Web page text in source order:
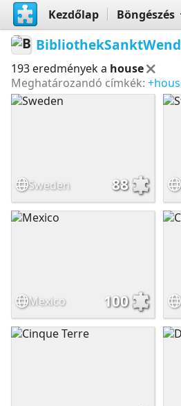
Kezdőlap Böngészés
193 eredmények a house
Meghatározandó címkék:
Sweden 88
Mexico 100